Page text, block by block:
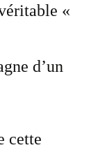
«
d’un
cette